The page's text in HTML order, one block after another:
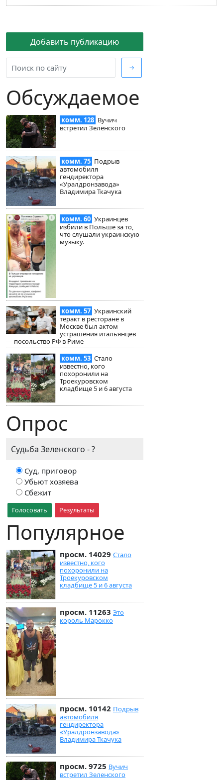
Добавить публикацию
→
Обсуждаемое
комм. 128 Вучич
встретил Зеленского
комм. 75 Подрыв
автомобиля
гендиректора
«Уралдронзавода»
Владимира Ткачука
комм. 60 Украинцев
избили в Польше за то,
что слушали украинскую
музыку.
комм. 57 Украинский
теракт в ресторане в
Москве был актом
устрашения итальянцев
— посольство РФ в Риме
комм. 53 Стало
известно, кого
похоронили на
Троекуровском
кладбище 5 и 6 августа
Опрос
Судьба Зеленского - ?
Суд, приговор
Убьют хозяева
Сбежит
Голосовать Результаты
Популярное
просм. 14029 Стало
известно, кого
похоронили на
Троекуровском
кладбище 5 и 6 августа
просм. 11263 Это
король Марокко
просм. 10142 Подрыв
автомобиля
гендиректора
«Уралдронзавода»
Владимира Ткачука
просм. 9725 Вучич
встретил Зеленского